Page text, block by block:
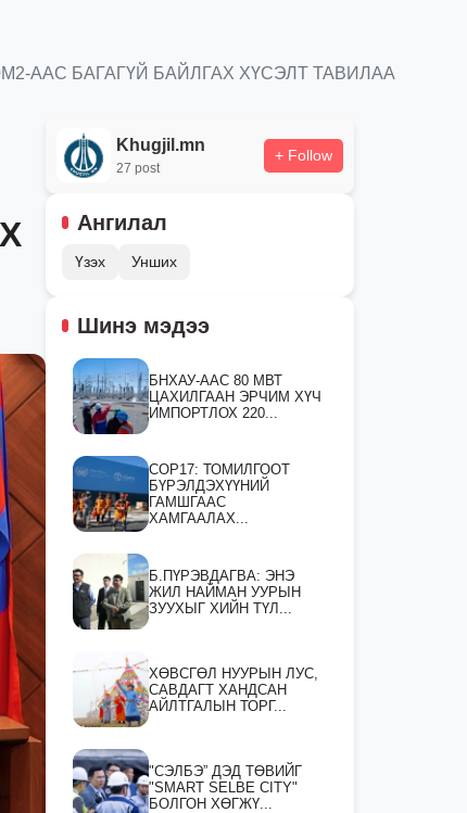
ААС БАГАГҮЙ БАЙЛГАХ ХҮСЭЛТ ТАВИЛАА
Khugjil.mn
27 post
+ Follow
Ангилал
Үзэх Унших
Шинэ мэдээ
БНХАУ-ААС 80 МВТ
ЦАХИЛГААН ЭРЧИМ ХҮЧ
ИМПОРТЛОХ 220...
СOP17: ТОМИЛГООТ
БҮРЭЛДЭХҮҮНИЙ
ГАМШГААС
ХАМГААЛАХ...
Б.ПҮРЭВДАГВА: ЭНЭ
ЖИЛ НАЙМАН УУРЫН
ЗУУХЫГ ХИЙН ТҮЛ...
ХӨВСГӨЛ НУУРЫН ЛУС,
САВДАГТ ХАНДСАН
АЙЛТГАЛЫН ТОРГ...
"СЭЛБЭ” ДЭД ТӨВИЙГ
"SMART SELBE CITY"
БОЛГОН ХӨГЖҮ...